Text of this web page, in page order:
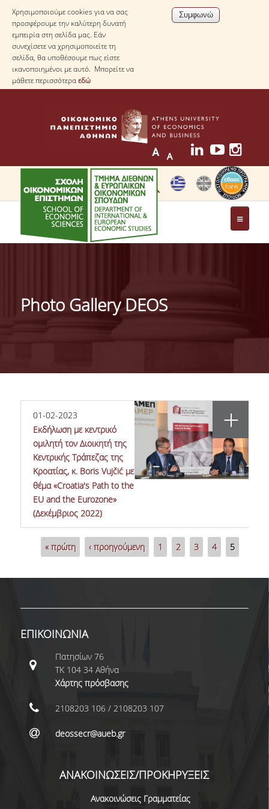
Χρησιμοποιούμε cookies για να σας
προσφέρουμε την καλύτερη δυνατή
εμπειρία στη σελίδα μας. Εάν
συνεχίσετε να χρησιμοποιείτε τη
σελίδα, θα υποθέσουμε πως είστε
ικανοποιημένοι με αυτό. Μπορείτε να
μάθετε περισσότεραεδώ
ΤΟ ΤΜΗΜΑ
ΓΕΝΙΚΕΣ ΠΛΗΡΟΦΟΡΙΕΣ
ΔΙΟΙΚΗΣΗ ΤΟΥ ΤΜΗΜΑΤΟΣ
TESTIMONIALS ΑΠΟΦΟΙΤΩΝ
ΑΝΘΡΩΠΙΝΟ ΔΥΝΑΜΙΚΟ
ΜΕΛΗ ΔΕΠ
ΕΠΙΤΙΜΟΙ ΔΙΔΑΚΤΟΡΕΣ / ΕΡΕΥΝΗΤΙΚΟΙ
ΕΤΑΙΡΟΙ
ΕΝΤΕΤΑΛΜΕΝΟΙ ΔΙΔΑΣΚΟΝΤΕΣ
ΜΕΤΑΔΙΔΑΚΤΟΡΕΣ
ΔΙΟΙΚΗΤΙΚΟ ΠΡΟΣΩΠΙΚΟ
ΜΗΤΡΩΟ ΓΝΩΣΤΙΚΩΝ ΑΝΤΙΚΕΙΜΕΝΩΝ
ΤΜΗΜΑΤΟΣ
ΜΗΤΡΩΑ ΜΕΛΩΝ ΤΜΗΜΑΤΟΣ
ΥΠΟΨΗΦΙΟΙ ΦΟΙΤΗΤΕΣ
ΔΙΕΠΙΣΤΗΜΟΝΙΚΟΤΗΤΑ
ΣΥΝΕΙΣΦΟΡΑ ΚΑΘΗΓΗΤΩΝ
Photo Gallery DEOS
01-02-2023
Eκδήλωση με κεντρικό
ομιλητή τον Διοικητή της
Κεντρικής Τράπεζας της
Κροατίας, κ. Boris Vujčić με
θέμα «Croatia's Path to the
EU and the Eurozone»
(Δεκέμβριος 2022)
Σελίδες
« πρώτη ‹ προηγούμενη 1 2 3 4 5
ΕΠΙΚΟΙΝΩΝΙΑ
Πατησίων 76
ΤΚ 104 34 Αθήνα
Χάρτης πρόσβασης
2108203 106 / 2108203 107
deossecr@aueb.gr
ΑΝΑΚΟΙΝΩΣΕΙΣ/ΠΡΟΚΗΡΥΞΕΙΣ
Ανακοινώσεις Γραμματείας